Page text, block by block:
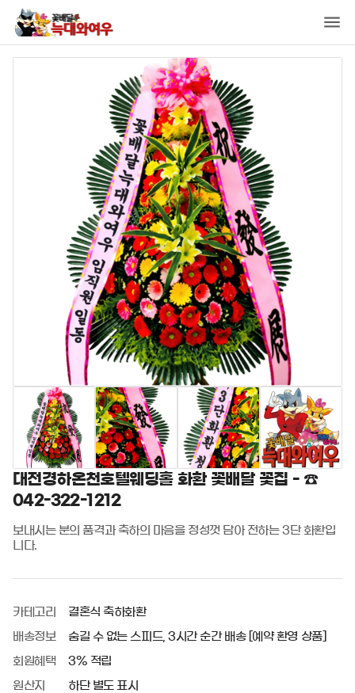
대전경하온천호텔웨딩홀 화환 꽃배달 꽃집 - ☎
042-322-1212
보내시는 분의 품격과 축하의 마음을 정성껏 담아 전하는 3단 화환입
니다.
카테고리 결혼식 축하화환
배송정보 숨길 수 없는 스피드, 3시간 순간 배송 [예약 환영 상품]
회원혜택 3% 적립
원산지 하단 별도 표시